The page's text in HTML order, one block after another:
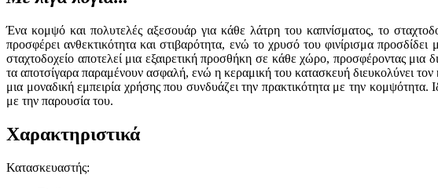
Ένα κομψό και πολυτελές αξεσουάρ για κάθε λάτρη του καπνίσματος, το
προσφέρει ανθεκτικότητα και στιβαρότητα, ενώ το χρυσό του φινίρισμα
σταχτοδοχείο αποτελεί μια εξαιρετική προσθήκη σε κάθε χώρο, προσφέροντας μια
τα αποτσίγαρα παραμένουν ασφαλή, ενώ η κεραμική του κατασκευή διευκολύνει
μια μοναδική εμπειρία χρήσης που συνδυάζει την πρακτικότητα με την
με την παρουσία του.
Χαρακτηριστικά
Κατασκευαστής: